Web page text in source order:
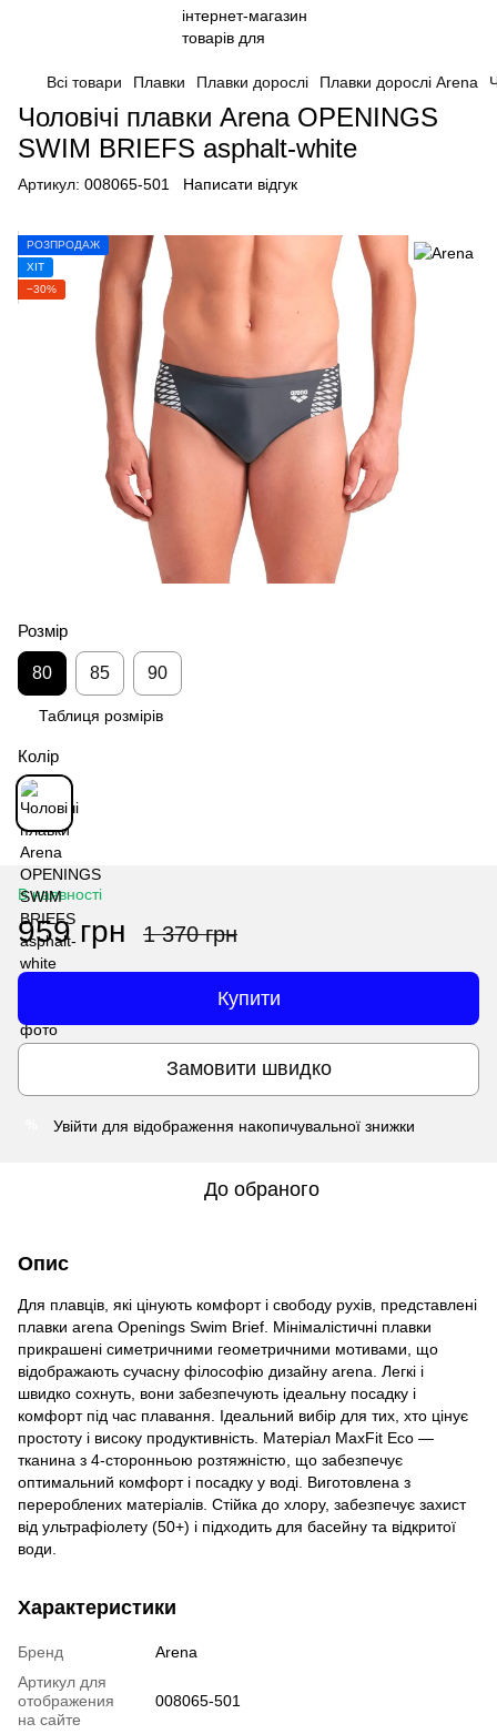
Всі товари Плавки Плавки дорослі Плавки дорослі Arena
Чоловічі плавки Arena OPENINGS
SWIM BRIEFS asphalt-white
Артикул: 008065-501 Написати відгук
РОЗПРОДАЖ
ХІТ
−30%
Розмір
80 85 90
Таблиця розмірів
Колір
В наявності
959 грн 1 370 грн
Купити
Замовити швидко
Увійти для відображення накопичувальної знижки
До обраного
Опис
Для плавців, які цінують комфорт і свободу рухів, представлені
плавки arena Openings Swim Brief. Мінімалістичні плавки
прикрашені симетричними геометричними мотивами, що
відображають сучасну філософію дизайну arena. Легкі і
швидко сохнуть, вони забезпечують ідеальну посадку і
комфорт під час плавання. Ідеальний вибір для тих, хто цінує
простоту і високу продуктивність. Матеріал MaxFit Eco —
тканина з 4-сторонньою розтяжністю, що забезпечує
оптимальний комфорт і посадку у воді. Виготовлена з
перероблених матеріалів. Стійка до хлору, забезпечує захист
від ультрафіолету (50+) і підходить для басейну та відкритої
води.
Характеристики
Бренд
Arena
Артикул для
отображения
на сайте
008065-501